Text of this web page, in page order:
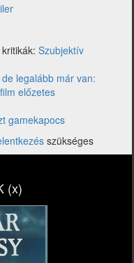
Szubjektív
legalább már van:
előzetes
gamekapocs
szükséges
(x)